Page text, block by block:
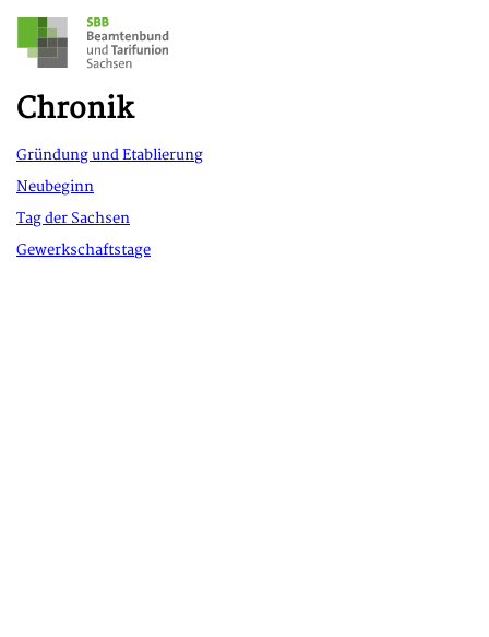
Chronik
Gründung und Etablierung
Neubeginn
Tag der Sachsen
Gewerkschaftstage